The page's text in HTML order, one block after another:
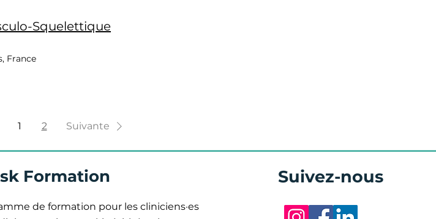
Squelettique
France
1 2 Suivante
Formation
de formation pour les cliniciens·es
Suivez-nous